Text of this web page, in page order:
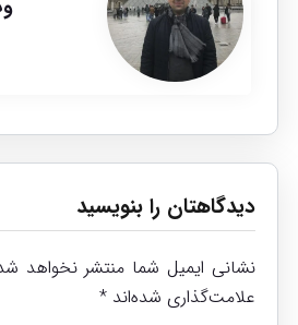
دیدگاهتان را بنویسید
نشانی ایمیل شما منتشر نخواهد
علامت‌گذاری شده‌اند *